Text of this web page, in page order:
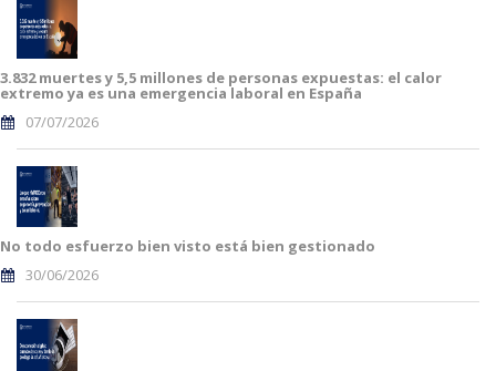
3.832 muertes y 5,5 millones de personas expuestas: el calor
extremo ya es una emergencia laboral en España
07/07/2026
No todo esfuerzo bien visto está bien gestionado
30/06/2026